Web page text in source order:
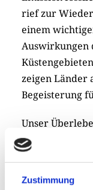
Zustimmung
rief zur
einem
Auswirkungen
zeigen Länder
Begeisterung
Unser
der
beobachten –
die